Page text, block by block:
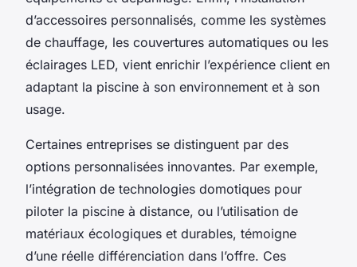
d’accessoires personnalisés, comme les systèmes
de chauffage, les couvertures automatiques ou les
éclairages LED, vient enrichir l’expérience client en
adaptant la piscine à son environnement et à son
usage.
Certaines entreprises se distinguent par des
options personnalisées innovantes. Par exemple,
l’intégration de technologies domotiques pour
piloter la piscine à distance, ou l’utilisation de
matériaux écologiques et durables, témoigne
d’une réelle différenciation dans l’offre. Ces